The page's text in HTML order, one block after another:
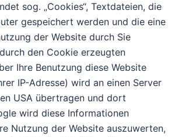
sog. „Cookies“, Textdateien, die
gespeichert werden und die eine
der Website durch Sie
den Cookie erzeugten
Ihre Benutzung diese Website
IP-Adresse) wird an einen Server
USA übertragen und dort
wird diese Informationen
Nutzung der Website auszuwerten,